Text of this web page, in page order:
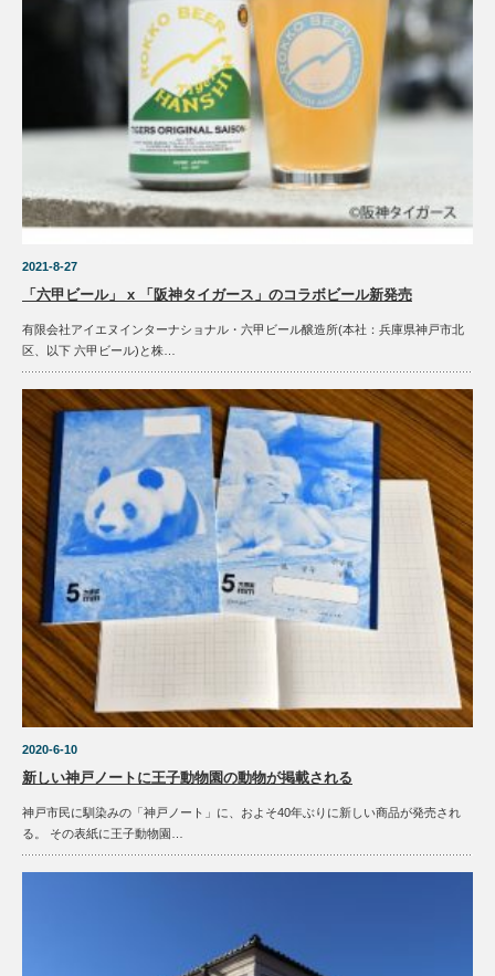
2021-8-27
「六甲ビール」 x 「阪神タイガース」のコラボビール新発売
有限会社アイエヌインターナショナル・六甲ビール醸造所(本社：兵庫県神戸市北
区、以下 六甲ビール)と株…
2020-6-10
新しい神戸ノートに王子動物園の動物が掲載される
神戸市民に馴染みの「神戸ノート」に、およそ40年ぶりに新しい商品が発売され
る。 その表紙に王子動物園…